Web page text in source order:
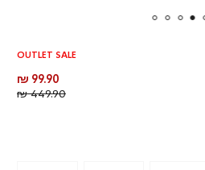
OUTLET SALE
מחיר
מוצר
99.90 ₪
449.90 ₪